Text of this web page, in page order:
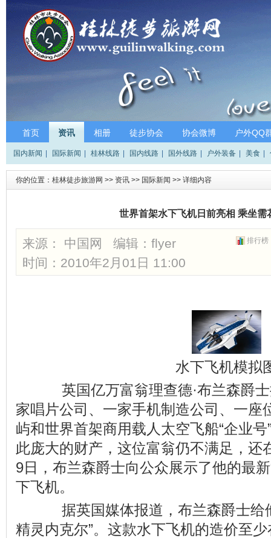
首页 资讯 相册 徒步协会 协会微博 户外QQ
国内新闻 国际新闻 桂林线路 国内线路 国外线路 户外装备 美食
你的位置： 桂林徒步旅游网 >> 资讯 >> 国际新闻 >> 详细内容
世界首架水下飞机日前亮相 乘坐需
排行榜
来源： 中国网 编辑： flyer
时间：2010年2月01日 11:00
水下飞机模拟
英国亿万富翁理查德·布兰森爵士
家唱片公司、一家手机制造公司、一座
屿和世界首架商用载人太空飞船“企业
此庞大的财产，这位富翁仍不满足，还
9日，布兰森爵士向公众展示了他的最
下飞机。
据英国媒体报道，布兰森爵士给
精灵内克尔”。这款水下飞机的造价至